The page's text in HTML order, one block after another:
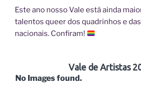
Este ano nosso Vale está ainda
talentos queer dos quadrinhos e
nacionais. Confiram!
Vale de Artistas
No Images found.